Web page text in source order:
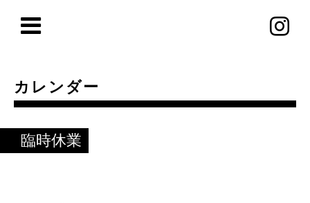
カレンダー
臨時休業